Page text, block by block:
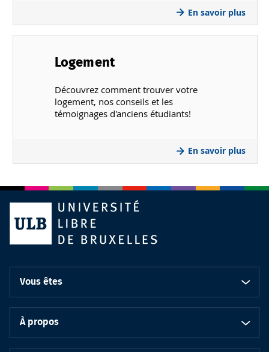
En savoir plus
Logement
Découvrez comment trouver votre
logement, nos conseils et les
témoignages d'anciens étudiants!
En savoir plus
Vous êtes
À propos